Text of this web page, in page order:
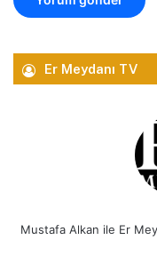
Er Meydanı TV
Mustafa Alkan ile Er